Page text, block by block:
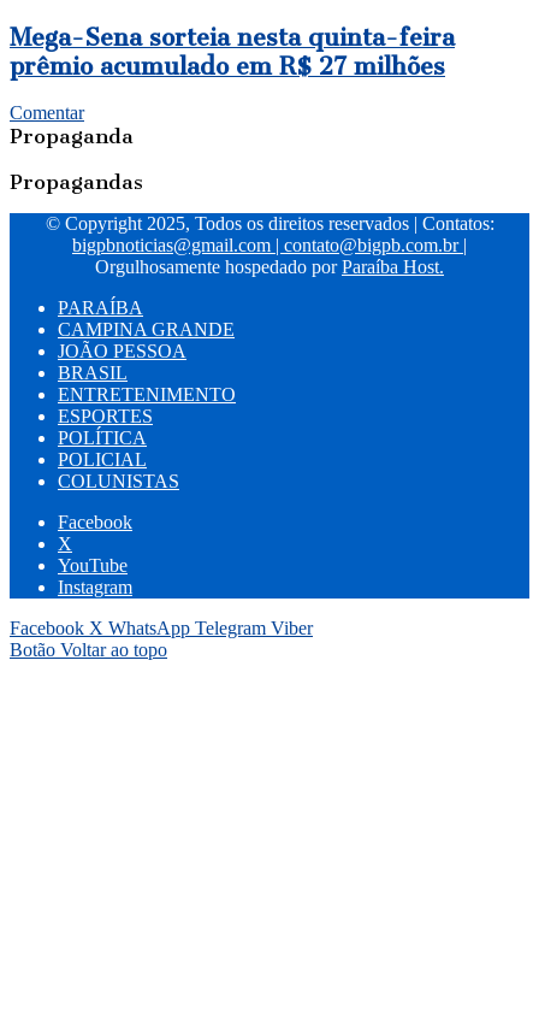
Mega-Sena sorteia nesta quinta-feira
prêmio acumulado em R$ 27 milhões
Comentar
Propaganda
Propagandas
© Copyright 2025, Todos os direitos reservados | Contatos:
bigpbnoticias@gmail.com | contato@bigpb.com.br |
Orgulhosamente hospedado porParaíba Host.
PARAÍBA
CAMPINA GRANDE
JOÃO PESSOA
BRASIL
ENTRETENIMENTO
ESPORTES
POLÍTICA
POLICIAL
COLUNISTAS
Facebook
X
YouTube
Instagram
Facebook X WhatsApp Telegram Viber
Botão Voltar ao topo